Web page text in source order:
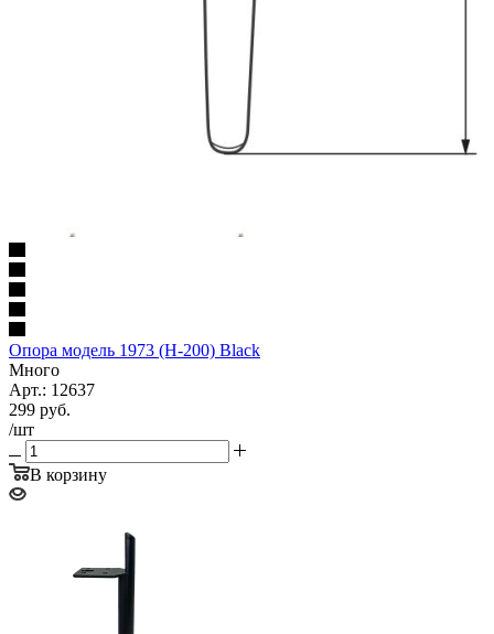
Опора модель 1973 (H-200) Black
Много
Арт.: 12637
299 руб.
/шт
В корзину